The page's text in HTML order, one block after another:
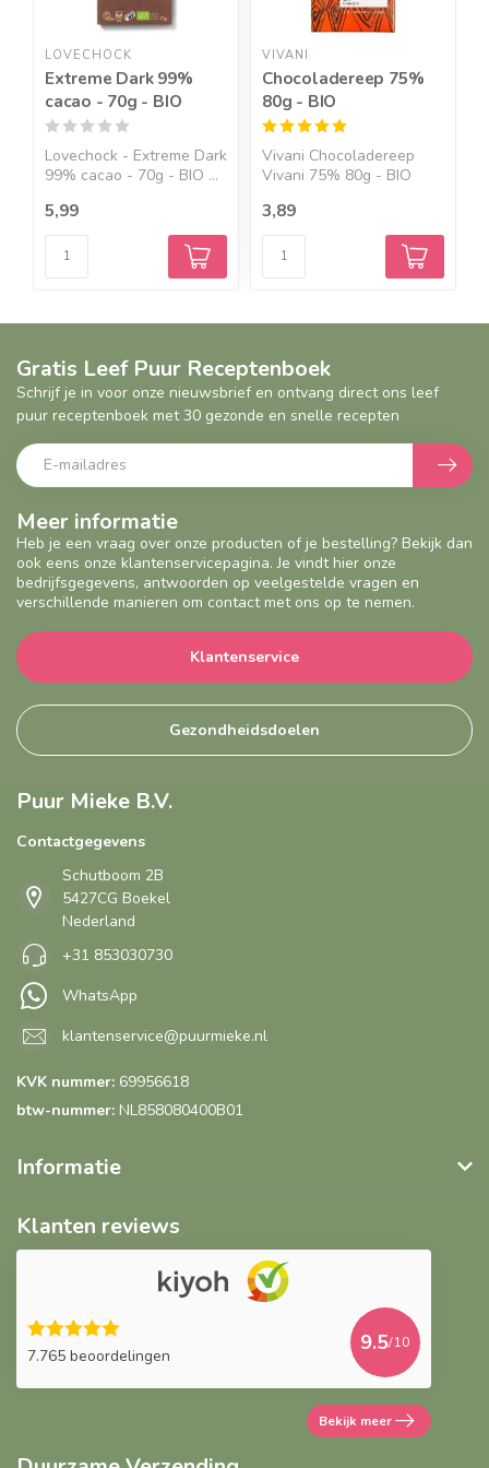
LOVECHOCK
Extreme Dark 99%
cacao - 70g - BIO
Lovechock - Extreme Dark
99% cacao - 70g - BIO ...
5,99
VIVANI
Chocoladereep 75%
80g - BIO
Vivani Chocoladereep
Vivani 75% 80g - BIO
3,89
Meer informatie
Heb je een vraag over onze producten of je bestelling? Bekijk dan
ook eens onze klantenservicepagina. Je vindt hier onze
bedrijfsgegevens, antwoorden op veelgestelde vragen en
verschillende manieren om contact met ons op te nemen.
Klantenservice
Gezondheidsdoelen
Gratis Leef Puur Receptenboek
Schrijf je in voor onze nieuwsbrief en ontvang direct ons leef
puur receptenboek met 30 gezonde en snelle recepten
Puur Mieke B.V.
Contactgegevens
Schutboom 2B
5427CG Boekel
Nederland
+31 853030730
WhatsApp
klantenservice@puurmieke.nl
KVK nummer: 69956618
btw-nummer: NL858080400B01
Informatie
Klanten reviews
7.765 beoordelingen
9.5/10
Bekijk meer